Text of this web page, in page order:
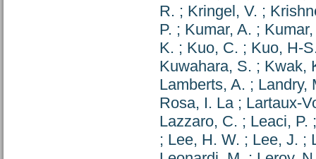
R. ; Kringel, V. ;
P. ; Kumar, A. ; Kumar,
K. ; Kuo, C. ; Kuo, H-
Kuwahara, S. ; Kwak,
Lamberts, A. ; Landry,
Rosa, I. La; Lartaux-
Lazzaro, C. ; Leaci, P.
; Lee, H. W. ; Lee, J. ;